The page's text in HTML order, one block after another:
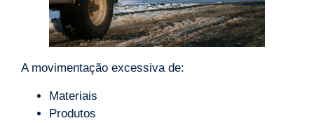
A movimentação excessiva de:
Materiais
Produtos